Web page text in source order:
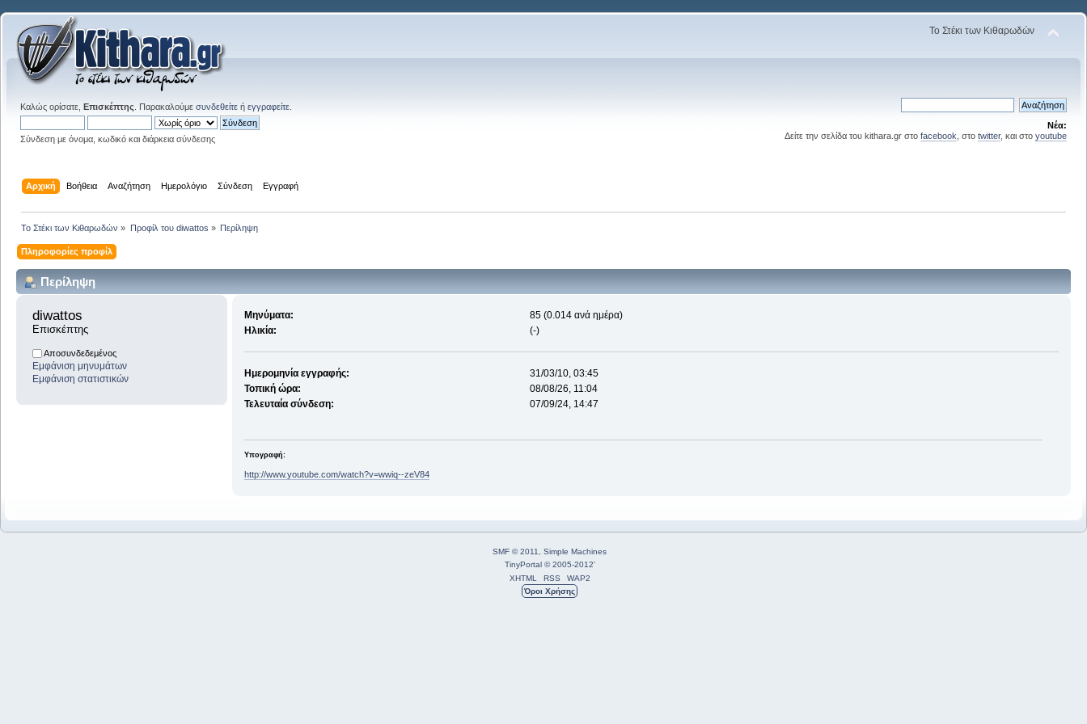
Το Στέκι των Κιθαρωδών
Καλώς ορίσατε, Επισκέπτης . Παρακαλούμε συνδεθείτε ή εγγραφείτε
Σύνδεση με όνομα, κωδικό και διάρκεια σύνδεσης
Νέα:
Δείτε την σελίδα του kithara.gr στο facebook , στο twitter, και στο youtube
Αρχική Βοήθεια Αναζήτηση Ημερολόγιο Σύνδεση Εγγραφή
Το Στέκι των Κιθαρωδών » Προφίλ του diwattos » Περίληψη
Πληροφορίες προφίλ
Περίληψη
diwattos
Επισκέπτης
Αποσυνδεδεμένος
Εμφάνιση μηνυμάτων
Εμφάνιση στατιστικών
Μηνύματα:
85 (0.014 ανά ημέρα)
Ηλικία:
(-)
Ημερομηνία εγγραφής:
31/03/10, 03:45
Τοπική ώρα:
08/08/26, 11:04
Τελευταία σύνδεση:
07/09/24, 14:47
Υπογραφή:
http://www.youtube.com/watch?v=wwiq--zeV84
SMF © 2011
Simple Machines
TinyPortal © 2005-2012'
XHTML
RSS
WAP2
Όροι Χρήσης